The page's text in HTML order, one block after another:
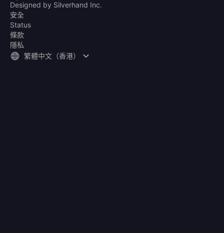
Designed by Silverhand Inc.
安全
Status
條款
隱私
繁體中文（香港）